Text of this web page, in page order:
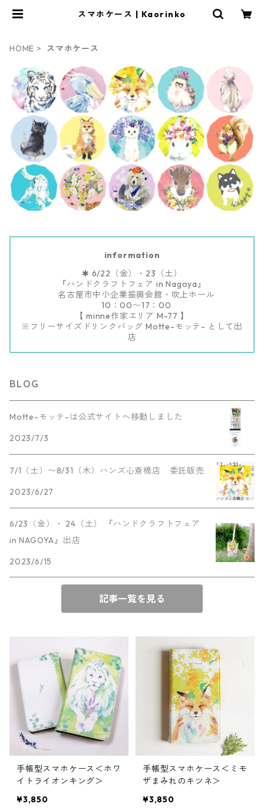
スマホケース | Kaorinko
HOME スマホケース
information
✱ 6/22（金）・23（土）
『ハンドクラフトフェア in Nagoya』
名古屋市中小企業振興会館・吹上ホール
10：00〜17：00
【 minne作家エリア M-77 】
※フリーサイズドリンクバッグ Motte-モッテ- として出
店
BLOG
Motte-モッテ-は公式サイトへ移動しました
2023/7/3
7/1（土）〜8/31（木）ハンズ心斎橋店 委託販売
2023/6/27
6/23（金）・ 24（土） 『ハンドクラフトフェア
in NAGOYA』出店
2023/6/15
記事一覧を見る
手帳型スマホケース＜ホワ
イトライオンキング＞
¥3,850
手帳型スマホケース＜ミモ
ザまみれのキツネ＞
¥3,850